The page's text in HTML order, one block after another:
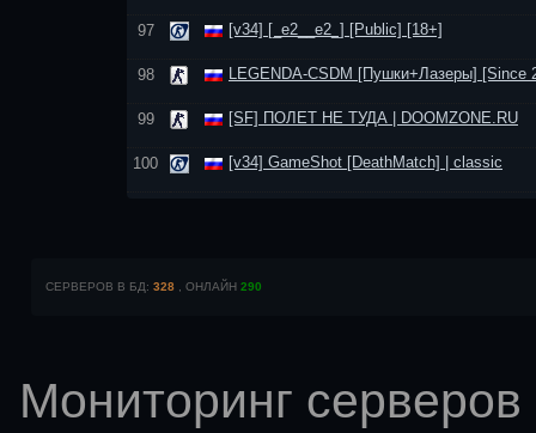
97 [v34] [_e2__e2_] [Public] [18+]
98 LEGENDA-CSDM [Пушки+Лазеры] [Since
99 [SF] ПОЛЕТ НЕ ТУДА | DOOMZONE.RU
100 [v34] GameShot [DeathMatch] | classic
СЕРВЕРОВ В БД: 328 , ОНЛАЙН 290
Мониторинг